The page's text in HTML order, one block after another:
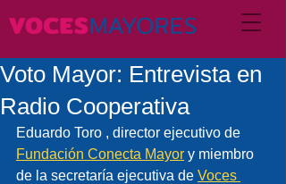
Voto Mayor: Entrevista en
Radio Cooperativa
Eduardo Toro , director ejecutivo de
Fundación Conecta Mayor y miembro
de la secretaría ejecutiva de Voces